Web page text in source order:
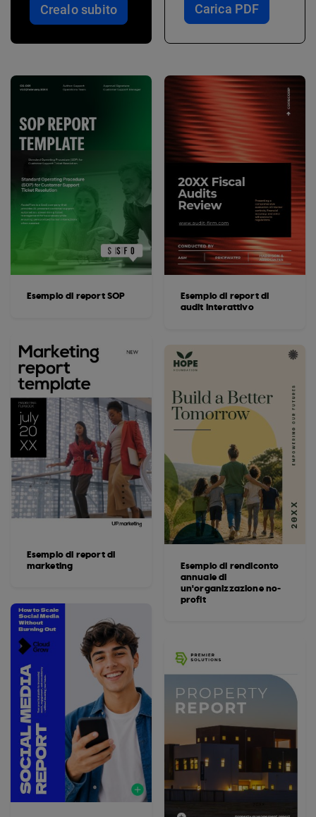
Crealo subito Carica PDF
Esempio di report SOP
Esempio di report di
marketing
Esempio di report di
audit interattivo
Esempio di rendiconto
annuale di
un'organizzazione no-
profit